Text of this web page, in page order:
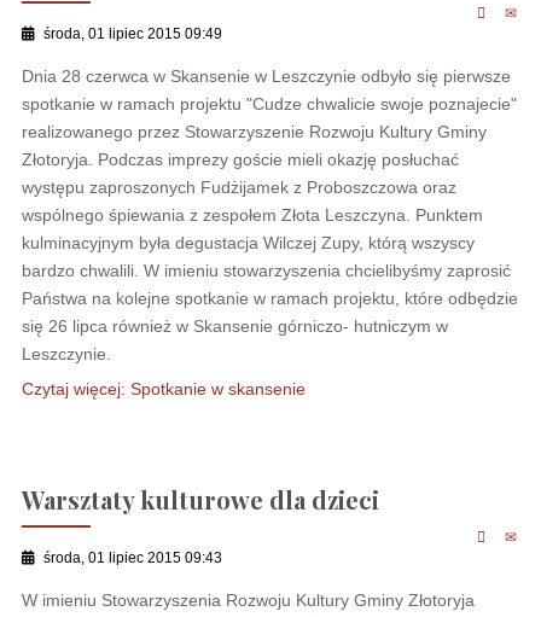
środa, 01 lipiec 2015 09:49
Dnia 28 czerwca w Skansenie w Leszczynie odbyło się pierwsze
spotkanie w ramach projektu "Cudze chwalicie swoje poznajecie"
realizowanego przez Stowarzyszenie Rozwoju Kultury Gminy
Złotoryja. Podczas imprezy goście mieli okazję posłuchać
występu zaproszonych Fudżijamek z Proboszczowa oraz
wspólnego śpiewania z zespołem Złota Leszczyna. Punktem
kulminacyjnym była degustacja Wilczej Zupy, którą wszyscy
bardzo chwalili. W imieniu stowarzyszenia chcielibyśmy zaprosić
Państwa na kolejne spotkanie w ramach projektu, które odbędzie
się 26 lipca również w Skansenie górniczo- hutniczym w
Leszczynie.
Czytaj więcej: Spotkanie w skansenie
Warsztaty kulturowe dla dzieci
środa, 01 lipiec 2015 09:43
W imieniu Stowarzyszenia Rozwoju Kultury Gminy Złotoryja